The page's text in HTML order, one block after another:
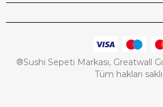
®Sushi Sepeti Markası, Greatwall
Tüm hakları